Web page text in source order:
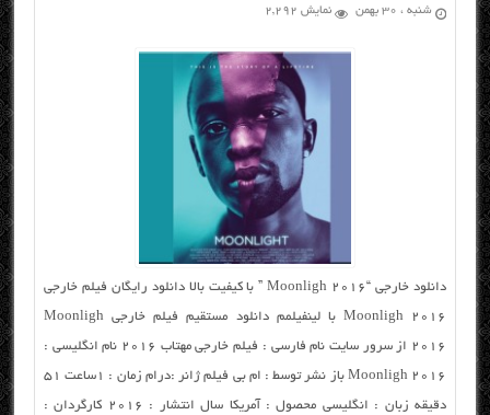
شنبه ، ۳۰ بهمن نمایش 2,292
دانلود خارجی “Moonligh 2016 ” با کیفیت بالا دانلود رایگان فیلم خارجی
Moonligh 2016 با لینفیلمم دانلود مستقیم فیلم خارجی Moonligh
2016 از سرور سایت نام فارسی : فیلم خارجی مهتاب ۲۰۱۶ نام انگلیسی :
Moonligh 2016 باز نشر توسط : ام بی فیلم ژانر :درام زمان : ۱ساعت ۵۱
دقیقه زبان : انگلیسی محصول : آمریکا سال انتشار : ۲۰۱۶ کارگردان :